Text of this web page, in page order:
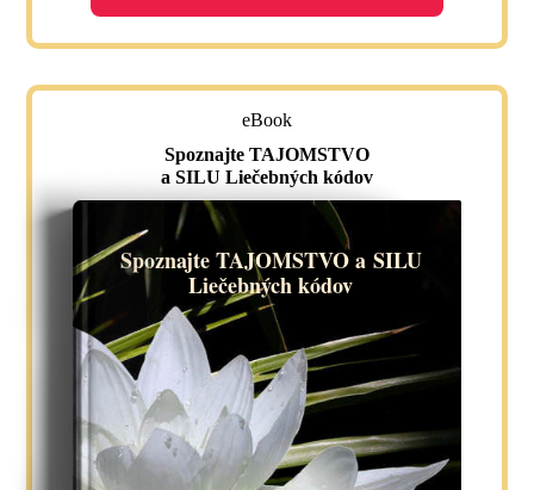
eBook
Spoznajte TAJOMSTVO
a SILU Liečebných kódov
Spoznajte TAJOMSTVO a SILU
Liečebných kódov